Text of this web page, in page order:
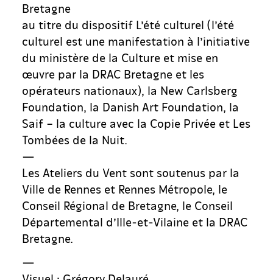
Bretagne
au titre du dispositif L’été culturel (l’été
culturel est une manifestation à l’initiative
du ministère de la Culture et mise en
œuvre par la DRAC Bretagne et les
opérateurs nationaux), la New Carlsberg
Foundation, la Danish Art Foundation, la
Saif – la culture avec la Copie Privée et Les
Tombées de la Nuit.
—
Les Ateliers du Vent sont soutenus par la
Ville de Rennes et Rennes Métropole, le
Conseil Régional de Bretagne, le Conseil
Départemental d’Ille-et-Vilaine et la DRAC
Bretagne.
—